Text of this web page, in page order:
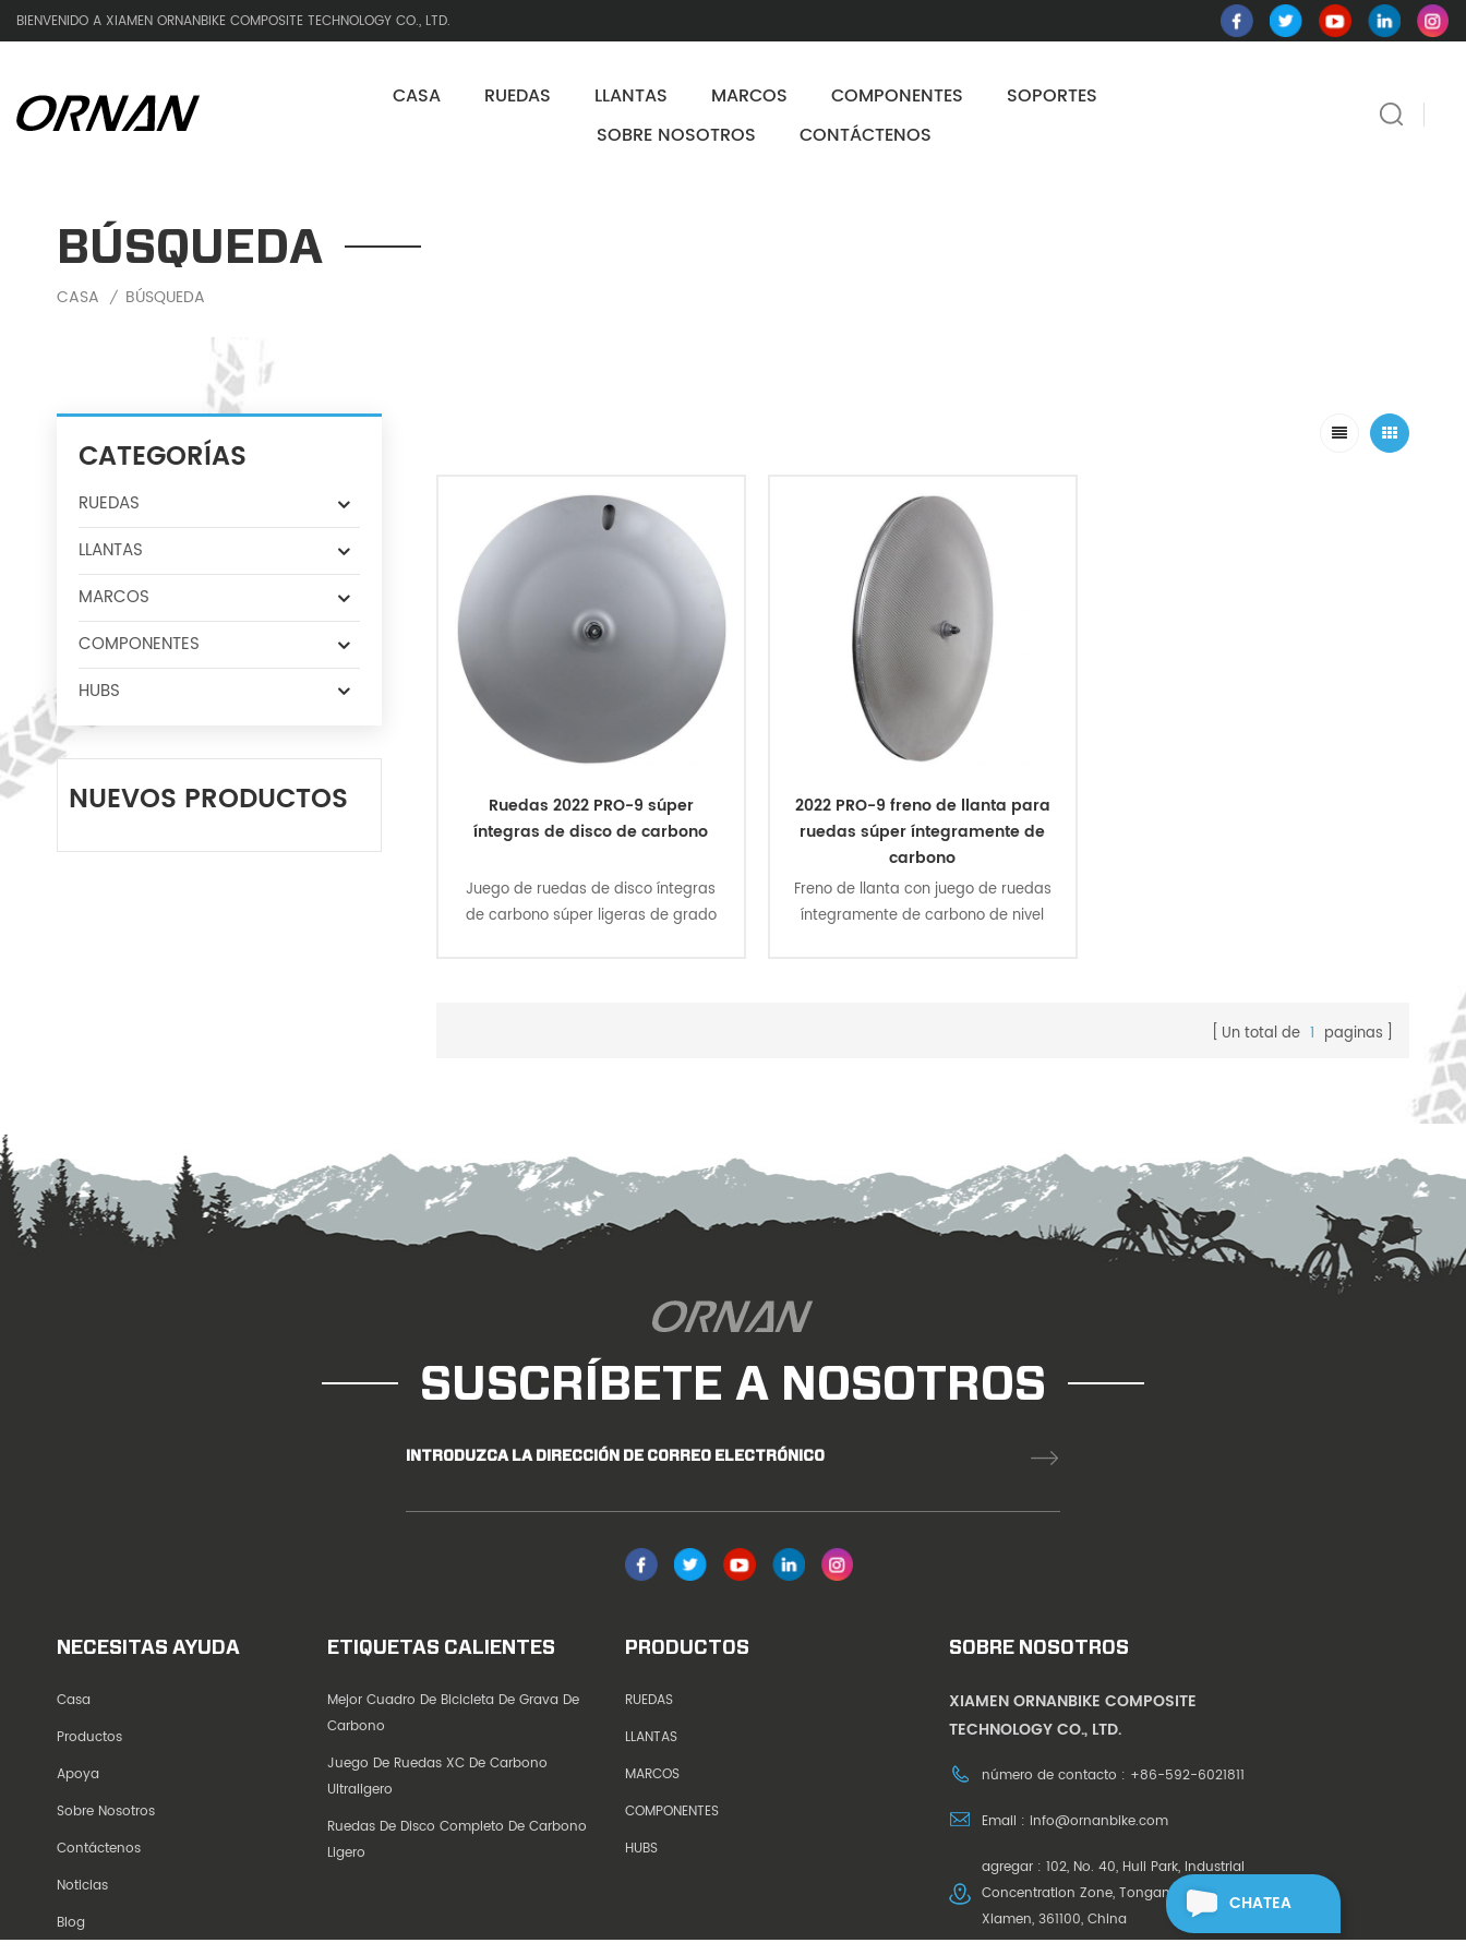
BIENVENIDO A XIAMEN ORNANBIKE COMPOSITE TECHNOLOGY CO., LTD.
CASA RUEDAS LLANTAS MARCOS COMPONENTES
SOPORTES
SOBRE NOSOTROS
CONTÁCTENOS
BÚSQUEDA
CASA / BÚSQUEDA
CATEGORÍAS
RUEDAS
LLANTAS
MARCOS
COMPONENTES
HUBS
NUEVOS PRODUCTOS
Ruedas 2022 PRO-9 súper
íntegras de disco de carbono
Juego de ruedas de disco íntegras
de carbono súper ligeras de grado
2022 PRO-9 freno de llanta para
ruedas súper íntegramente de
carbono
Freno de llanta con juego de ruedas
íntegramente de carbono de nivel
Un total de 1 paginas
SUSCRÍBETE A NOSOTROS
INTRODUZCA LA DIRECCIÓN DE CORREO ELECTRÓNICO
NECESITAS AYUDA
Casa
Productos
Apoya
Sobre Nosotros
Contáctenos
Noticias
Blog
ETIQUETAS CALIENTES
Mejor Cuadro De Bicicleta De Grava De
Carbono
Juego De Ruedas XC De Carbono
Ultraligero
Ruedas De Disco Completo De Carbono
Ligero
PRODUCTOS
RUEDAS
LLANTAS
MARCOS
COMPONENTES
HUBS
SOBRE NOSOTROS
XIAMEN ORNANBIKE COMPOSITE
TECHNOLOGY CO., LTD.
número de contacto : +86-592-6021811
Email : info@ornanbike.com
agregar : 102, No. 40, Huli Park, Industrial
Concentration Zone, Tongan District,
Xiamen, 361100, China
CHATEA